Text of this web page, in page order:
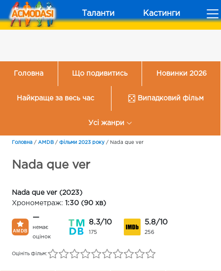
Таланти Кастинги
Головна Що подивитись Новинки 2026
Найкраще за весь час Випадковий фільм
Усі жанри
Головна / AMDB / Фільми 2023 року / Nada que ver
Nada que ver
Nada que ver (2023)
Хронометраж: 1:30 (90 хв)
—
немає
оцінок
8.3/10
175
5.8/10
256
Оцініть фільм: